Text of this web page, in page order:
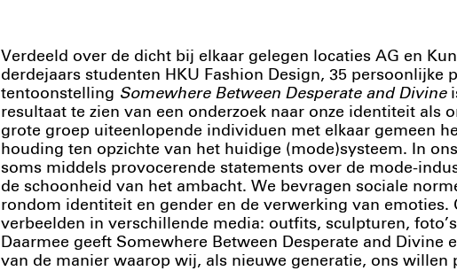
Verdeeld over de dicht bij elkaar gelegen locaties AG en
derdejaars studenten HKU Fashion Design, 35 persoonlijke
tentoonstelling Somewhere Between Desperate and Divine
resultaat te zien van een onderzoek naar onze identiteit als
grote groep uiteenlopende individuen met elkaar gemeen
houding ten opzichte van het huidige (mode)systeem. In
soms middels provocerende statements over de mode-
de schoonheid van het ambacht. We bevragen sociale
rondom identiteit en gender en de verwerking van emoties.
verbeelden in verschillende media: outfits, sculpturen,
Daarmee geeft Somewhere Between Desperate and Divine
van de manier waarop wij, als nieuwe generatie, ons willen